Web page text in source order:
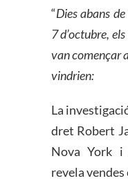
“Dies abans
7 d’octubre,
van començar
vindrien:
La
dret Robert
Nova York i
revela